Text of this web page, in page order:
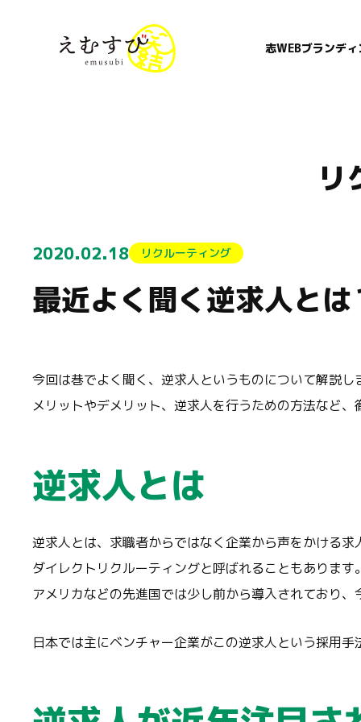
志WEBブランディ
リ
2020.02.18 リクルーティング
最近よく聞く逆求人と
今回は巷でよく聞く、逆求人というものについて解説し
メリットやデメリット、逆求人を行うための方法など
逆求人とは
逆求人とは、求職者からではなく企業から声をかける求
ダイレクトリクルーティングと呼ばれることもあります
アメリカなどの先進国では少し前から導入されており
日本では主にベンチャー企業がこの逆求人という採用